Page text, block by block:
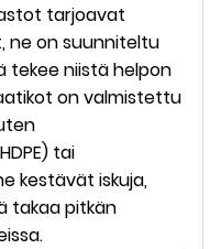
tarjoavat
ne on suunniteltu
tekee niistä helpon
on valmistettu
tai
kestävät iskuja,
takaa pitkän